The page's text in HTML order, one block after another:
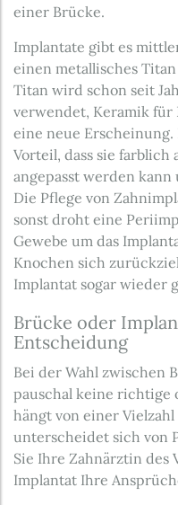
einer Brücke.
Implantate gibt es
einen metallisches
Titan wird schon seit
verwendet, Keramik
eine neue
Vorteil, dass sie farblich
angepasst werden
Die Pflege von
sonst droht eine
Gewebe um das
Knochen sich
Implantat sogar wieder
Brücke oder
Entscheidung
Bei der Wahl zwischen
pauschal keine richtige
hängt von einer
unterscheidet sich von
Sie Ihre Zahnärztin des
Implantat Ihre